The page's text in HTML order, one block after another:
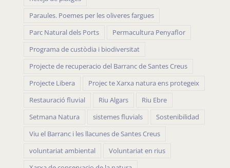
neteja de platges
Paraules. Poemes per les oliveres fargues
Parc Natural dels Ports
Permacultura Penyaflor
Programa de custòdia i biodiversitat
Projecte de recuperacio del Barranc de Santes Creus
Projecte Libera
Projec te Xarxa natura ens protegeix
Restauració fluvial
Riu Algars
Riu Ebre
Setmana Natura
sistemes fluvials
Viu el Barranc i les llacunes de Santes Creus
voluntariat ambiental
Voluntariat en rius